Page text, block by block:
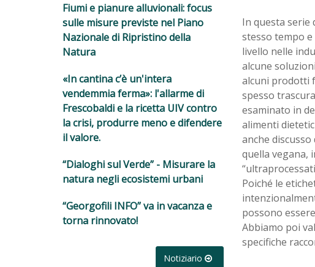
Fiumi e pianure alluvionali: focus
sulle misure previste nel Piano
Nazionale di Ripristino della
Natura
«In cantina c’è un'intera
vendemmia ferma»: l'allarme di
Frescobaldi e la ricetta UIV contro
la crisi, produrre meno e difendere
il valore.
“Dialoghi sul Verde” - Misurare la
natura negli ecosistemi urbani
“Georgofili INFO” va in vacanza e
torna rinnovato!
Notiziario
In questa serie
stesso tempo
livello nelle
alcune
alcuni prodotti
spesso
esaminato in
alimenti
anche
quella vegana,
Poiché le
possono
Abbiamo poi
specifiche